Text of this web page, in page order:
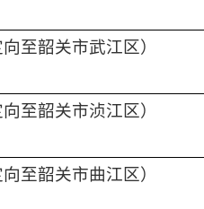
至韶关市武江区）
至韶关市浈江区）
至韶关市曲江区）